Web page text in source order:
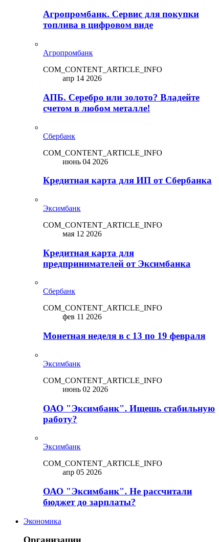
Агропромбанк. Сервис для покупки
топлива в цифровом виде
Агропромбанк
COM_CONTENT_ARTICLE_INFO
апр 14 2026
АПБ. Серебро или золото? Владейте
счетом в любом металле!
Сбербанк
COM_CONTENT_ARTICLE_INFO
июнь 04 2026
Кредитная карта для ИП от Сбербанка
Эксимбанк
COM_CONTENT_ARTICLE_INFO
мая 12 2026
Кредитная карта для
предпринимателей от Эксимбанка
Сбербанк
COM_CONTENT_ARTICLE_INFO
фев 11 2026
Монетная неделя в с 13 по 19 февраля
Эксимбанк
COM_CONTENT_ARTICLE_INFO
июнь 02 2026
ОАО "Эксимбанк". Ищешь стабильную
работу?
Эксимбанк
COM_CONTENT_ARTICLE_INFO
апр 05 2026
ОАО "Эксимбанк". Не рассчитали
бюджет до зарплаты?
Экономика